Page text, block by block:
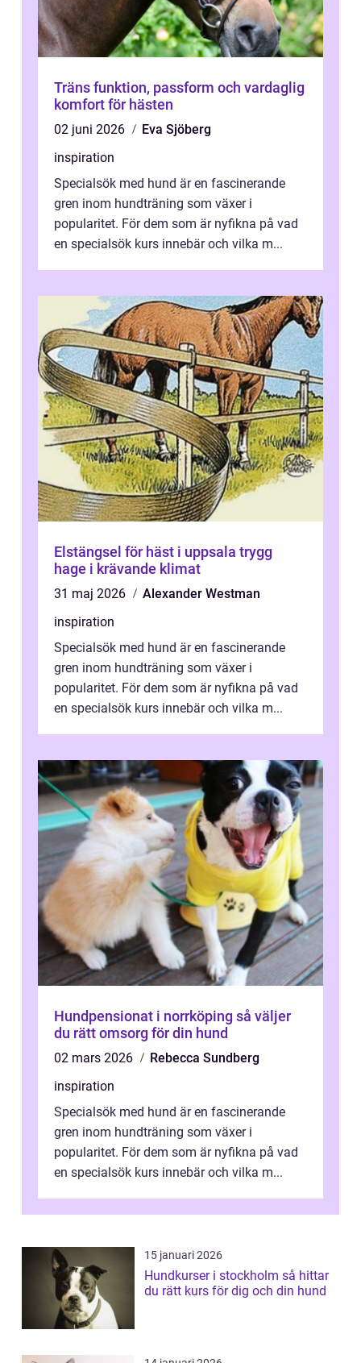
Träns funktion, passform och vardaglig
komfort för hästen
02 juni 2026
Eva Sjöberg
inspiration
Specialsök med hund är en fascinerande
gren inom hundträning som växer i
popularitet. För dem som är nyfikna på vad
en specialsök kurs innebär och vilka m...
Elstängsel för häst i uppsala trygg
hage i krävande klimat
31 maj 2026
Alexander Westman
inspiration
Specialsök med hund är en fascinerande
gren inom hundträning som växer i
popularitet. För dem som är nyfikna på vad
en specialsök kurs innebär och vilka m...
Hundpensionat i norrköping så väljer
du rätt omsorg för din hund
02 mars 2026
Rebecca Sundberg
inspiration
Specialsök med hund är en fascinerande
gren inom hundträning som växer i
popularitet. För dem som är nyfikna på vad
en specialsök kurs innebär och vilka m...
15 januari 2026
Hundkurser i stockholm så hittar
du rätt kurs för dig och din hund